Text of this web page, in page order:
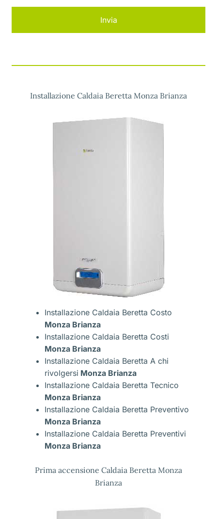
Installazione Caldaia Beretta Monza Brianza
Installazione Caldaia Beretta Costo
Monza Brianza
Installazione Caldaia Beretta Costi
Monza Brianza
Installazione Caldaia Beretta A chi
rivolgersi Monza Brianza
Installazione Caldaia Beretta Tecnico
Monza Brianza
Installazione Caldaia Beretta Preventivo
Monza Brianza
Installazione Caldaia Beretta Preventivi
Monza Brianza
Prima accensione Caldaia Beretta Monza
Brianza